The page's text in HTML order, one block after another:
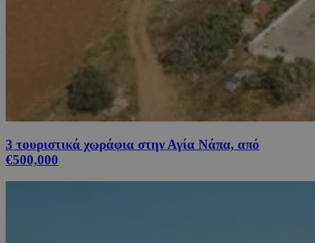
3 τουριστικά χωράφια στην Αγία Νάπα, από
€500,000